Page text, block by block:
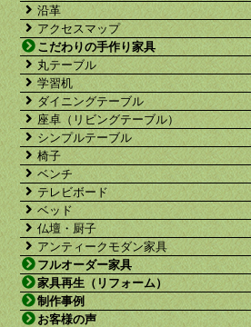
沿革
アクセスマップ
こだわりの手作り家具
丸テーブル
学習机
ダイニングテーブル
座卓（リビングテーブル）
シンプルテーブル
椅子
ベンチ
テレビボード
ベッド
仏壇・厨子
アンティークモダン家具
フルオーダー家具
家具再生（リフォーム）
制作事例
お客様の声